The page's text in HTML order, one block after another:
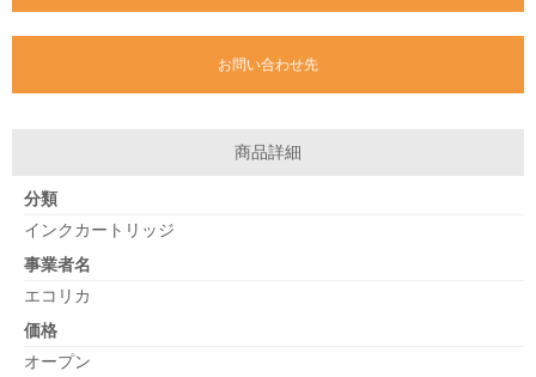
お問い合わせ先
商品詳細
分類
インクカートリッジ
事業者名
エコリカ
価格
オープン